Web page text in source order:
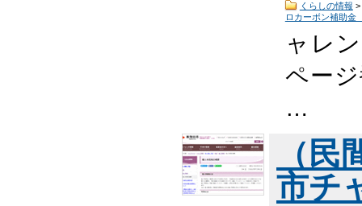
くらしの情報 >
ロカーボン補助金
ャレ
ペー
…
（
市チ